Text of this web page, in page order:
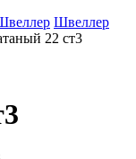
Швеллер
22 ст3